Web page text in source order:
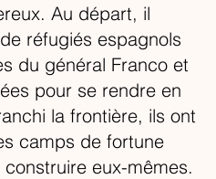
Au départ, il
réfugiés espagnols
du général Franco et
pour se rendre en
la frontière, ils ont
camps de fortune
eux-mêmes.